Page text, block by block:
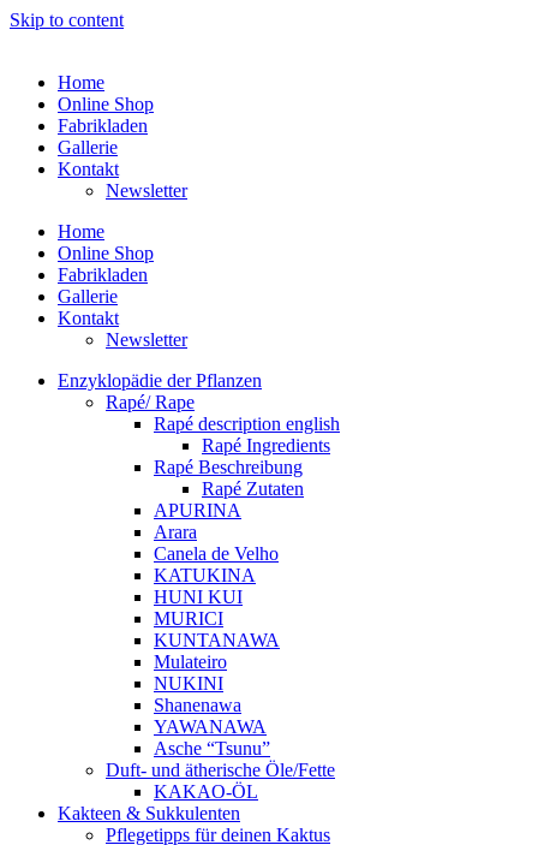
Skip to content
Home
Online Shop
Fabrikladen
Gallerie
Kontakt
Newsletter
Home
Online Shop
Fabrikladen
Gallerie
Kontakt
Newsletter
Enzyklopädie der Pflanzen
Rapé/ Rape
Rapé description english
Rapé Ingredients
Rapé Beschreibung
Rapé Zutaten
APURINA
Arara
Canela de Velho
KATUKINA
HUNI KUI
MURICI
KUNTANAWA
Mulateiro
NUKINI
Shanenawa
YAWANAWA
Asche “Tsunu”
Duft- und ätherische Öle/Fette
KAKAO-ÖL
Kakteen & Sukkulenten
Pflegetipps für deinen Kaktus